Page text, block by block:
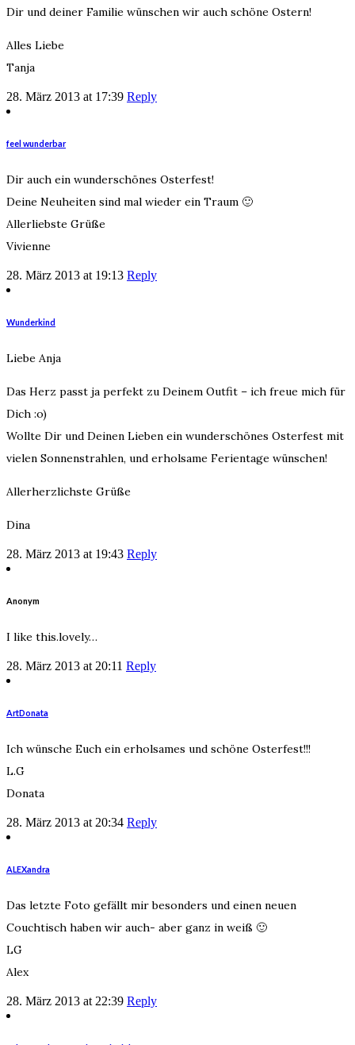
Dir und deiner Familie wünschen wir auch schöne Ostern!
Alles Liebe
Tanja
28. März 2013 at 17:39 Reply
feel wunderbar
Dir auch ein wunderschönes Osterfest!
Deine Neuheiten sind mal wieder ein Traum 🙂
Allerliebste Grüße
Vivienne
28. März 2013 at 19:13 Reply
Wunderkind
Liebe Anja
Das Herz passt ja perfekt zu Deinem Outfit – ich freue mich für
Dich :o)
Wollte Dir und Deinen Lieben ein wunderschönes Osterfest mit
vielen Sonnenstrahlen, und erholsame Ferientage wünschen!
Allerherzlichste Grüße
Dina
28. März 2013 at 19:43 Reply
Anonym
I like this.lovely…
28. März 2013 at 20:11 Reply
ArtDonata
Ich wünsche Euch ein erholsames und schöne Osterfest!!!
L.G
Donata
28. März 2013 at 20:34 Reply
ALEXandra
Das letzte Foto gefällt mir besonders und einen neuen
Couchtisch haben wir auch- aber ganz in weiß 🙂
LG
Alex
28. März 2013 at 22:39 Reply